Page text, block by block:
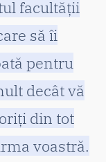
facultății
să îi
pentru
decât vă
din tot
voastră.